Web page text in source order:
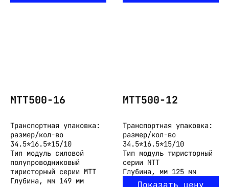
МТТ500-16
Транспортная упаковка:
размер/кол-во
34.5*16.5*15/10
Тип модуль силовой
полупроводниковый
тиристорный серии МТТ
Глубина, мм 149 мм
МТТ500-12
Транспортная упаковка:
размер/кол-во
34.5*16.5*15/10
Тип модуль тиристорный
серии МТТ
Глубина, мм 125 мм
Показать цену